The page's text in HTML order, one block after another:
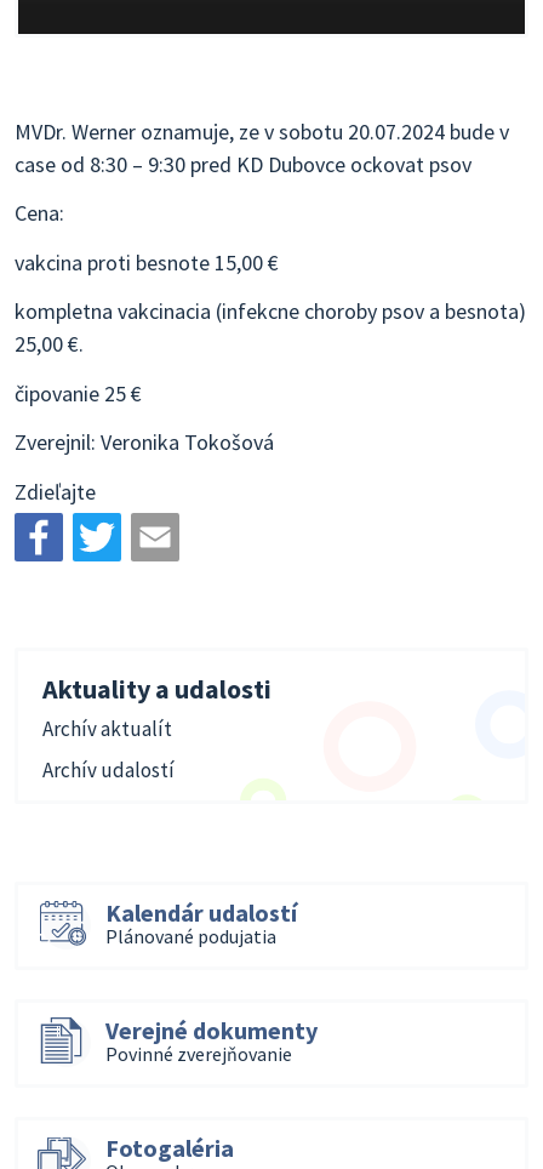
MVDr. Werner oznamuje, ze v sobotu 20.07.2024 bude v
case od 8:30 – 9:30 pred KD Dubovce ockovat psov
Cena:
vakcina proti besnote 15,00 €
kompletna vakcinacia (infekcne choroby psov a besnota)
25,00 €.
čipovanie 25 €
Zverejnil: Veronika Tokošová
Zdieľajte
Aktuality a udalosti
Archív aktualít
Archív udalostí
Kalendár udalostí
Plánované podujatia
Verejné dokumenty
Povinné zverejňovanie
Fotogaléria